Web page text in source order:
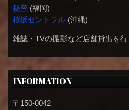
秘密(福岡)
桜坂セントラル(沖縄)
雑誌・TVの撮影など店舗貸出を行
INFORMATION
〒150-0042